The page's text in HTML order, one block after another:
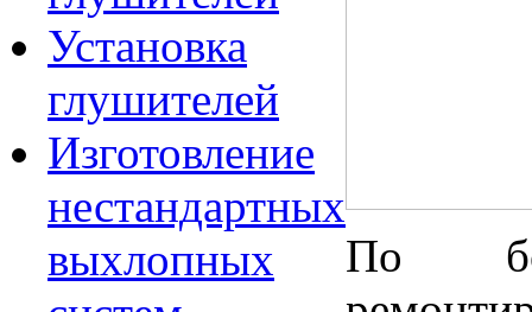
Установка
глушителей
Изготовление
нестандартных
выхлопных
По